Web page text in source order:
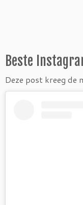
Beste
Deze post kreeg de